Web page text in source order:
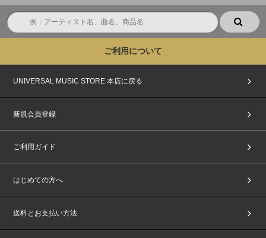
ご利用について
UNIVERSAL MUSIC STORE 本店に戻る
新規会員登録
ご利用ガイド
はじめての方へ
送料とお支払い方法